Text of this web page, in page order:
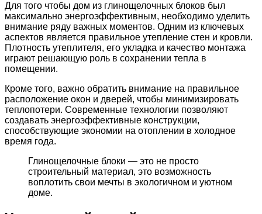
Для того чтобы дом из глинощелочных блоков был
максимально энергоэффективным, необходимо уделить
внимание ряду важных моментов. Одним из ключевых
аспектов является правильное утепление стен и кровли.
Плотность утеплителя, его укладка и качество монтажа
играют решающую роль в сохранении тепла в
помещении.
Кроме того, важно обратить внимание на правильное
расположение окон и дверей, чтобы минимизировать
теплопотери. Современные технологии позволяют
создавать энергоэффективные конструкции,
способствующие экономии на отоплении в холодное
время года.
Глинощелочные блоки — это не просто
строительный материал, это возможность
воплотить свои мечты в экологичном и уютном
доме.